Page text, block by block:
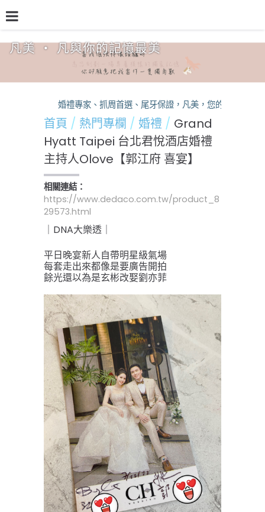
凡美 ‧ 凡與你的記憶最美
熱門專欄 熱銷方案 預約檔期
婚禮專家、抓周首選、尾牙保證，凡美，您的活動神隊友
首頁 熱門專欄 婚禮
Grand
Hyatt Taipei 台北君悅酒店婚禮
主持人Olove【郭江府 喜宴】
相關連結：
https://www.dedaco.com.tw/product_8
29573.html
｜DNA大樂透｜
平日晚宴新人自帶明星級氣場
每套走出來都像是要廣告開拍
餘光還以為是玄彬改娶劉亦菲